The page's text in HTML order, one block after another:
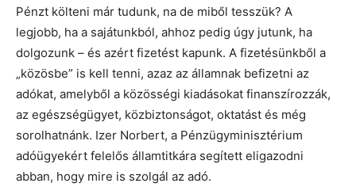
Pénzt költeni már tudunk, na de miből tesszük? A
legjobb, ha a sajátunkból, ahhoz pedig úgy jutunk, ha
dolgozunk – és azért fizetést kapunk. A fizetésünkből a
„közösbe” is kell tenni, azaz az államnak befizetni az
adókat, amelyből a közösségi kiadásokat finanszírozzák,
az egészségügyet, közbiztonságot, oktatást és még
sorolhatnánk. Izer Norbert, a Pénzügyminisztérium
adóügyekért felelős államtitkára segített eligazodni
abban, hogy mire is szolgál az adó.